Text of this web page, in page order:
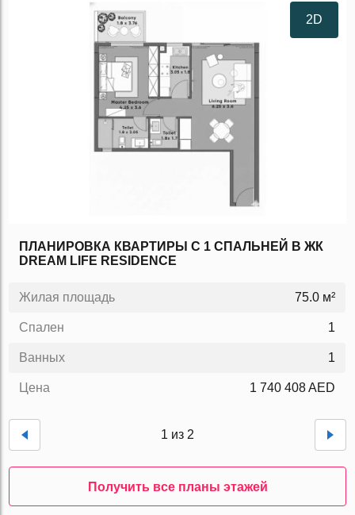
2D
ПЛАНИРОВКА КВАРТИРЫ C 1 СПАЛЬНЕЙ В ЖК
DREAM LIFE RESIDENCE
Жилая площадь 75.0 м²
Спален 1
Ванных 1
Цена 1 740 408 AED
Получить все планы этажей
1 из 2